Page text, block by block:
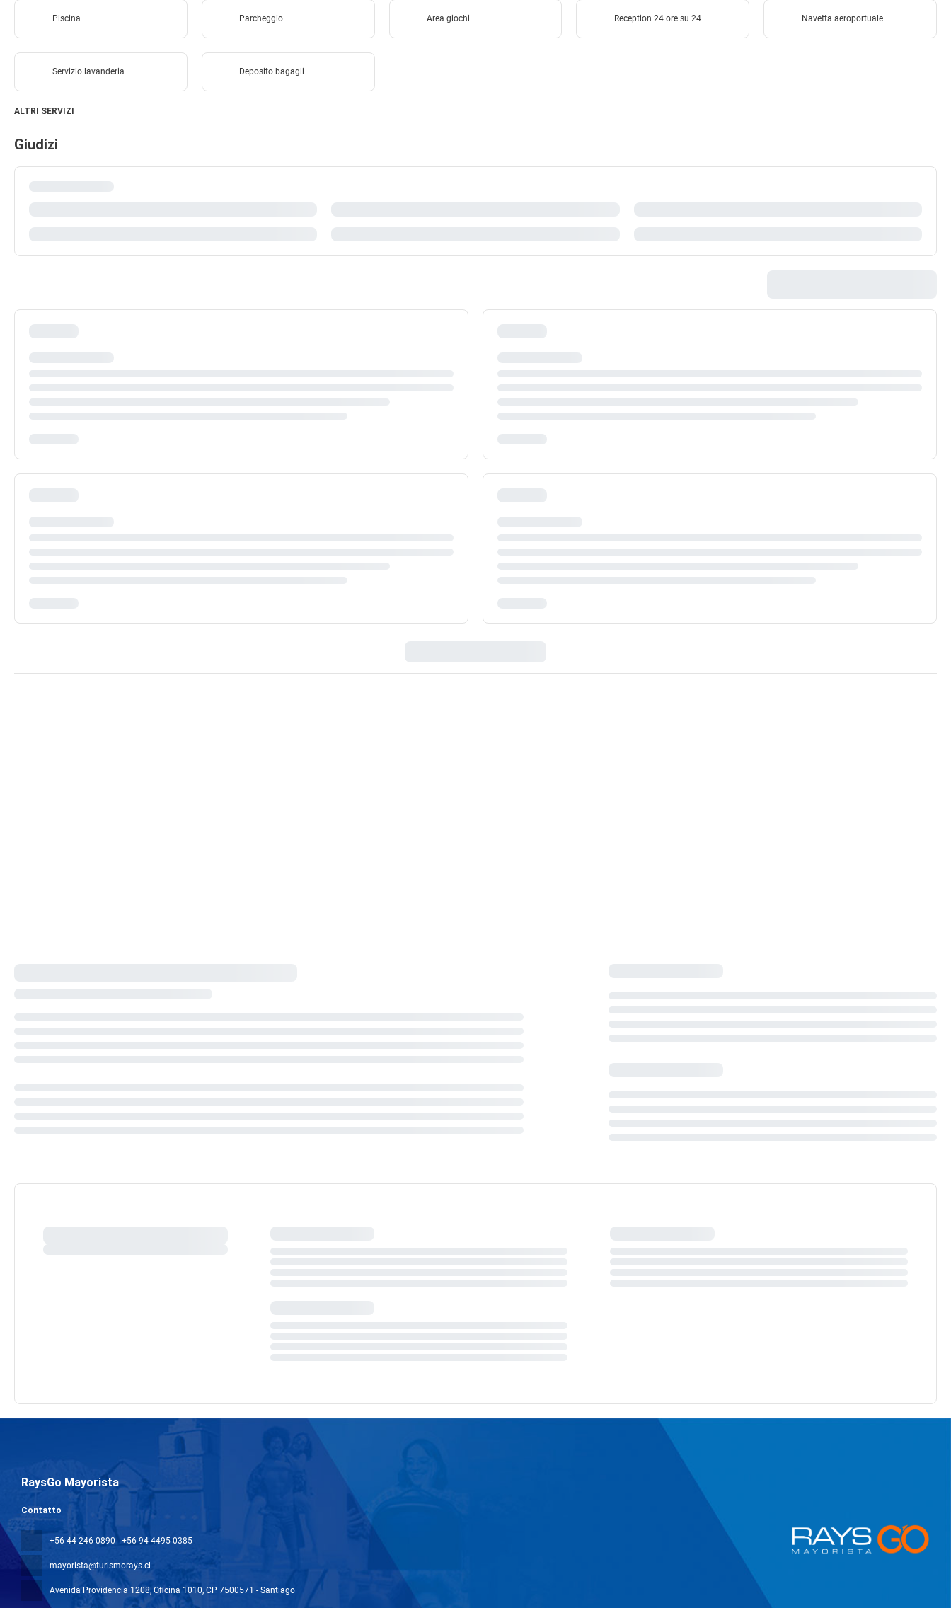
Piscina Parcheggio Area giochi Reception 24 ore su 24 Navetta aeroportuale
Servizio lavanderia Deposito bagagli
ALTRI SERVIZI
Giudizi
RaysGo Mayorista
Contatto
+56 44 246 0890 - +56 94 4495 0385
mayorista@turismorays.cl
Avenida Providencia 1208, Oficina 1010, CP 7500571 - Santiago